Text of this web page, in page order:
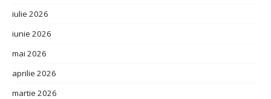
iulie 2026
iunie 2026
mai 2026
aprilie 2026
martie 2026